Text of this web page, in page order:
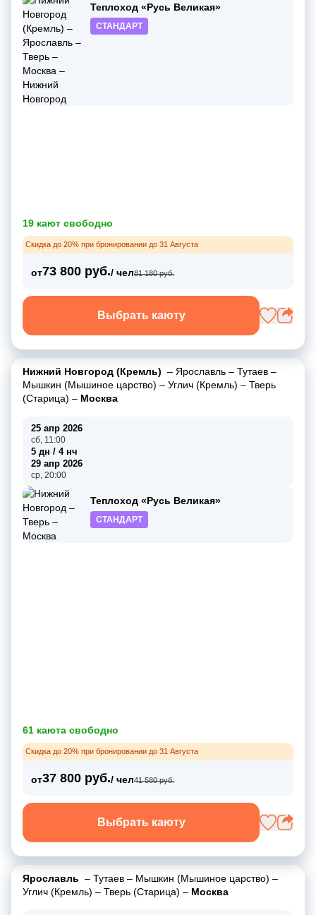
Теплоход «Русь Великая»
СТАНДАРТ
19 кают свободно
Скидка до 20% при бронировании до 31 Августа
от73 800 руб./ чел81 180 руб.
Выбрать каюту
Нижний Новгород (Кремль) – Ярославль – Тутаев –
Мышкин (Мышиное царство) – Углич (Кремль) – Тверь
(Старица) – Москва
25 апр 2026
сб, 11:00
5 дн / 4 нч
29 апр 2026
ср, 20:00
Теплоход «Русь Великая»
СТАНДАРТ
61 каюта свободно
Скидка до 20% при бронировании до 31 Августа
от37 800 руб./ чел41 580 руб.
Выбрать каюту
Ярославль – Тутаев – Мышкин (Мышиное царство) –
Углич (Кремль) – Тверь (Старица) – Москва